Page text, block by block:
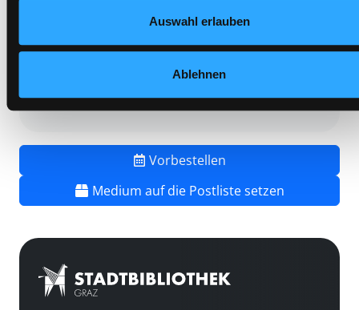
Auswahl erlauben
Ablehnen
Vorbestellungen:0
Belletristik
Frist:19.08.2026
2201SB00925
Standort 3:
Vorbestellen
Medium auf die Postliste setzen